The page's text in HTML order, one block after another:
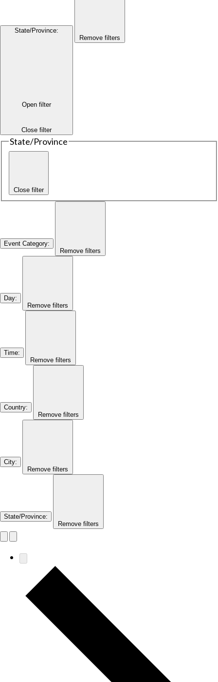
State/Province:
Open filter
Close filter
Remove filters
State/Province
Close filter
Event Category:
Remove filters
Day:
Remove filters
Time:
Remove filters
Country:
Remove filters
City:
Remove filters
State/Province:
Remove filters